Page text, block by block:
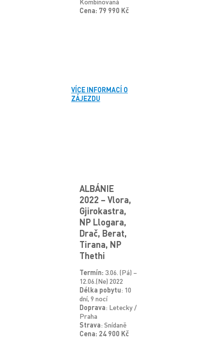
Cena: 79 990 Kč
VÍCE INFORMACÍ O
ZÁJEZDU
ALBÁNIE
2022 – Vlora,
Gjirokastra,
NP Llogara,
Drač, Berat,
Tirana, NP
Thethi
Termín: 3.06. (Pá) –
12.06.(Ne) 2022
Délka pobytu: 10
dní, 9 nocí
Doprava: Letecky /
Praha
Strava: Snídaně
Cena: 24 900 Kč